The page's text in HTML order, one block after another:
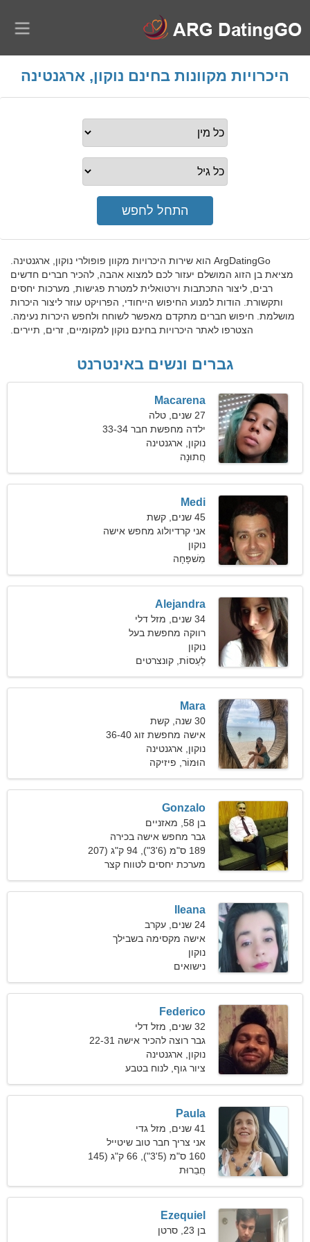
היכרויות מקוונות בחינם נוקון, ארגנטינה
ArgDatingGo הוא שירות היכרויות מקוון פופולרי נוקון, ארגנטינה.
מציאת בן הזוג המושלם יעזור לכם למצוא אהבה, להכיר חברים חדשים
רבים, ליצור התכתבות וירטואלית למטרת פגישות, מערכות יחסים
ותקשורת. הודות למנוע החיפוש הייחודי, הפרויקט עוזר ליצור היכרות
מושלמת. חיפוש חברים מתקדם מאפשר לשוחח ולחפש היכרות נעימה.
הצטרפו לאתר היכרויות בחינם נוקון למקומיים, זרים, תיירים.
גברים ונשים באינטרנט
Macarena
27 שנים, טלה
ילדה מחפשת חבר 33-34
נוקון, ארגנטינה
חֲתוּנָה
Medi
45 שנים, קשת
אני קרדיולוג מחפש אישה
לוהטת
נוקון
מִשׁפָּחָה
Alejandra
34 שנים, מזל דלי
רווקה מחפשת בעל
נוקון
לְעַסוֹת, קונצרטים
Mara
30 שנה, קשת
אישה מחפשת זוג 36-40
נוקון, ארגנטינה
הוּמוֹר, פיזיקה
Gonzalo
בן 58, מאזניים
גבר מחפש אישה בכירה
189 ס"מ (6'3"), 94 ק"ג (207
פאונד)
מערכת יחסים לטווח קצר
Ileana
24 שנים, עקרב
אישה מקסימה בשבילך
נוקון
נישואים
Federico
32 שנים, מזל דלי
גבר רוצה להכיר אישה 22-31
נוקון, ארגנטינה
ציור גוף, לנוח בטבע
Paula
41 שנים, מזל גדי
אני צריך חבר טוב שיטייל
ביחד
160 ס"מ (5'3"), 66 ק"ג (145
פאונד)
חֲבֵרוּת
Ezequiel
בן 23, סרטן